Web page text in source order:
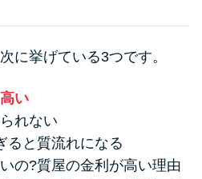
に挙げている3つです。
い
れない
ると質流れになる
の?質屋の金利が高い理由